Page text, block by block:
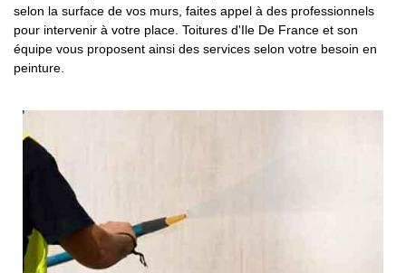
selon la surface de vos murs, faites appel à des professionnels
pour intervenir à votre place. Toitures d'Ile De France et son
équipe vous proposent ainsi des services selon votre besoin en
peinture.